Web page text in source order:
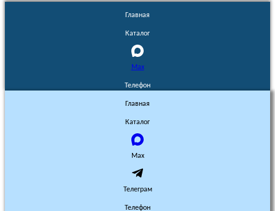
Главная
Каталог
Max
Телефон
Главная
Каталог
Max
Телеграм
Телефон